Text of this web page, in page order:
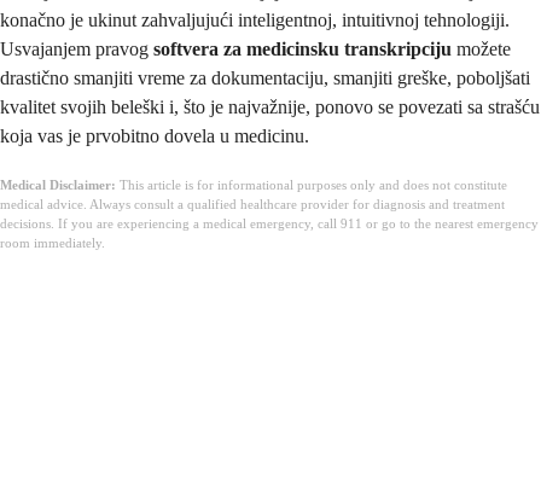
konačno je ukinut zahvaljujući inteligentnoj, intuitivnoj tehnologiji.
Usvajanjem pravog softvera za medicinsku transkripciju možete
drastično smanjiti vreme za dokumentaciju, smanjiti greške, poboljšati
kvalitet svojih beleški i, što je najvažnije, ponovo se povezati sa strašću
koja vas je prvobitno dovela u medicinu.
Medical Disclaimer: This article is for informational purposes only and does not constitute
medical advice. Always consult a qualified healthcare provider for diagnosis and treatment
decisions. If you are experiencing a medical emergency, call 911 or go to the nearest emergency
room immediately.